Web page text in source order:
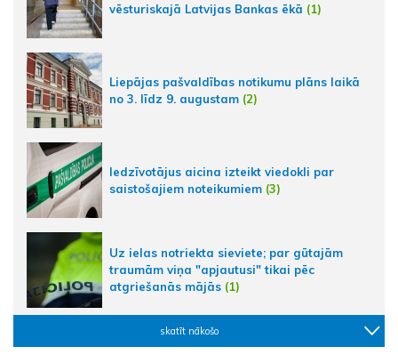
vēsturiskajā Latvijas Bankas ēkā (1)
Liepājas pašvaldības notikumu plāns laikā
no 3. līdz 9. augustam (2)
Iedzīvotājus aicina izteikt viedokli par
saistošajiem noteikumiem (3)
Uz ielas notriekta sieviete; par gūtajām
traumām viņa "apjautusi" tikai pēc
atgriešanās mājās (1)
skatīt nākošo